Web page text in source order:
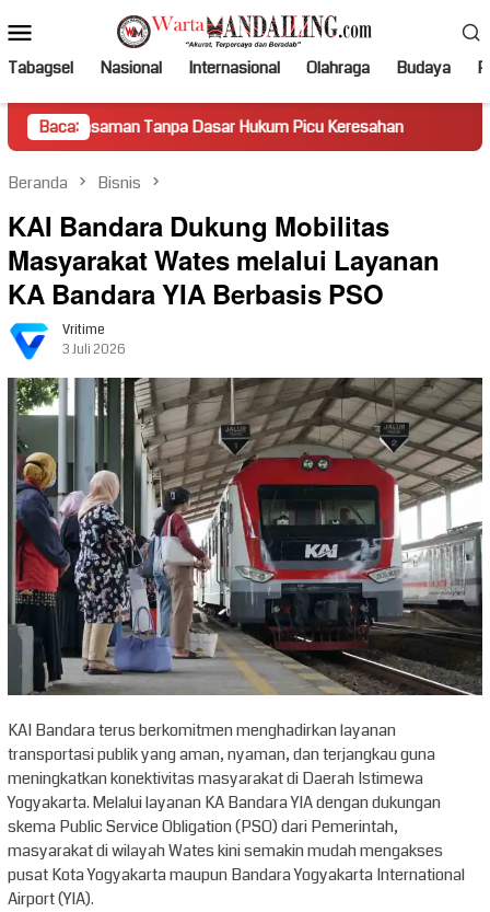
ke
kontenMobile
Tabagsel Nasional Internasional Olahraga Budaya
Baca:
Tanpa Dasar Hukum Picu Keresahan Truk Miring
Beranda Bisnis
KAI Bandara Dukung Mobilitas
Masyarakat Wates melalui Layanan
KA Bandara YIA Berbasis PSO
Vritime
3 Juli 2026
KAI Bandara terus berkomitmen menghadirkan layanan
transportasi publik yang aman, nyaman, dan terjangkau guna
meningkatkan konektivitas masyarakat di Daerah Istimewa
Yogyakarta. Melalui layanan KA Bandara YIA dengan dukungan
skema Public Service Obligation (PSO) dari Pemerintah,
masyarakat di wilayah Wates kini semakin mudah mengakses
pusat Kota Yogyakarta maupun Bandara Yogyakarta International
Airport (YIA).